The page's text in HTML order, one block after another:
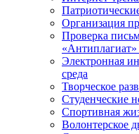
Организация
Проверка
Электронная
среда
Творческое
Студенческие
Спортивная
Волонтерское